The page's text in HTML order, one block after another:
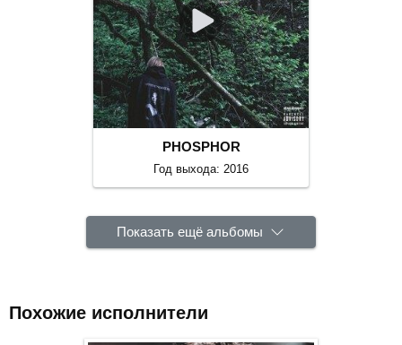
PHOSPHOR
Год выхода: 2016
Показать ещё альбомы
Похожие исполнители